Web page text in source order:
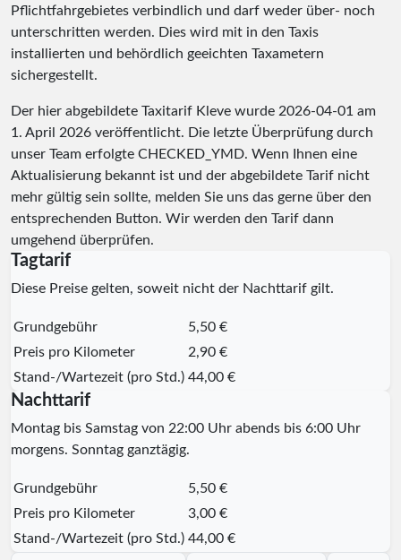
Pflichtfahrgebietes verbindlich und darf weder über- noch
unterschritten werden. Dies wird mit in den Taxis
installierten und behördlich geeichten Taxametern
sichergestellt.
Der hier abgebildete Taxitarif Kleve wurde 2026-04-01 am
1. April 2026 veröffentlicht. Die letzte Überprüfung durch
unser Team erfolgte CHECKED_YMD. Wenn Ihnen eine
Aktualisierung bekannt ist und der abgebildete Tarif nicht
mehr gültig sein sollte, melden Sie uns das gerne über den
entsprechenden Button. Wir werden den Tarif dann
umgehend überprüfen.
Tagtarif
Diese Preise gelten, soweit nicht der Nachttarif gilt.
Grundgebühr
5,50 €
Preis pro Kilometer
2,90 €
Stand-/Wartezeit (pro Std.) 44,00 €
Nachttarif
Montag bis Samstag von 22:00 Uhr abends bis 6:00 Uhr
morgens. Sonntag ganztägig.
Grundgebühr
5,50 €
Preis pro Kilometer
3,00 €
Stand-/Wartezeit (pro Std.) 44,00 €